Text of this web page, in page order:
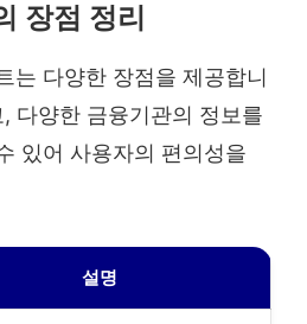
장점 정리
는 다양한 장점을 제공합니
다양한 금융기관의 정보를
있어 사용자의 편의성을
설명